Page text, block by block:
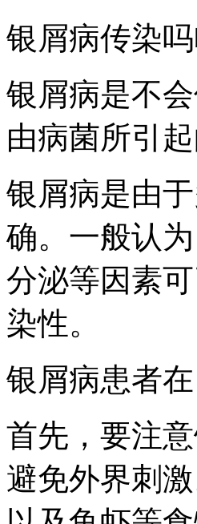
银屑病传染
银屑病是不
由病菌所引
银屑病是由
确。一般认
分泌等因素
染性。
银屑病患者
首先，要注
避免外界刺